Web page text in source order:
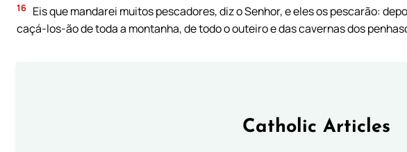
16 Eis que mandarei muitos pescadores, diz o Senhor, e eles os pescarão:
caçá-los-ão de toda a montanha, de todo o outeiro e das cavernas dos
Catholic Articles